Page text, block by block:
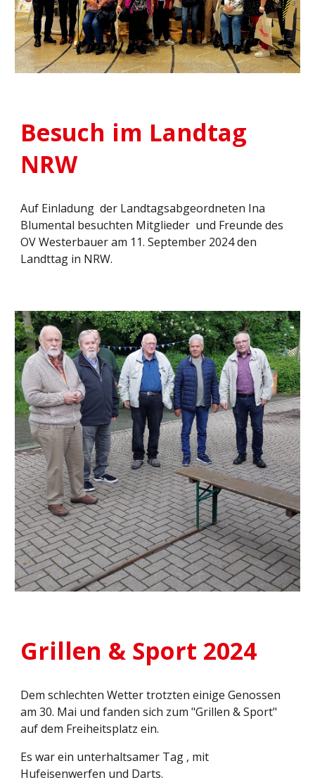
Besuch im Landtag
NRW
Auf Einladung der Landtagsabgeordneten Ina
Blumental besuchten Mitglieder und Freunde des
OV Westerbauer am 11. September 2024 den
Landttag in NRW.
Grillen & Sport 2024
Dem schlechten Wetter trotzten einige Genossen
am 30. Mai und fanden sich zum "Grillen & Sport"
auf dem Freiheitsplatz ein.
Es war ein unterhaltsamer Tag , mit
Hufeisenwerfen und Darts.